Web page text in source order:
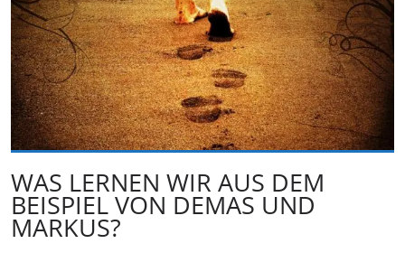
WAS LERNEN WIR AUS DEM
BEISPIEL VON DEMAS UND
MARKUS?